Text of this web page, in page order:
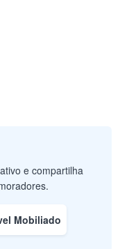
e compartilha
Mobiliado